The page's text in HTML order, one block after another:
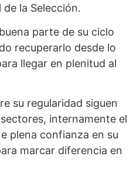
la Selección.
parte de su ciclo
recuperarlo desde lo
llegar en plenitud al
su regularidad siguen
internamente el
plena confianza en su
marcar diferencia en